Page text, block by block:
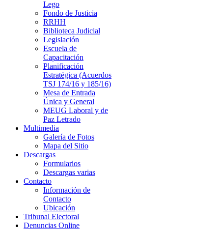
Lego
Fondo de Justicia
RRHH
Biblioteca Judicial
Legislación
Escuela de
Capacitación
Planificación
Estratégica (Acuerdos
TSJ 174/16 y 185/16)
Mesa de Entrada
Única y General
MEUG Laboral y de
Paz Letrado
Multimedia
Galería de Fotos
Mapa del Sitio
Descargas
Formularios
Descargas varias
Contacto
Información de
Contacto
Ubicación
Tribunal Electoral
Denuncias Online